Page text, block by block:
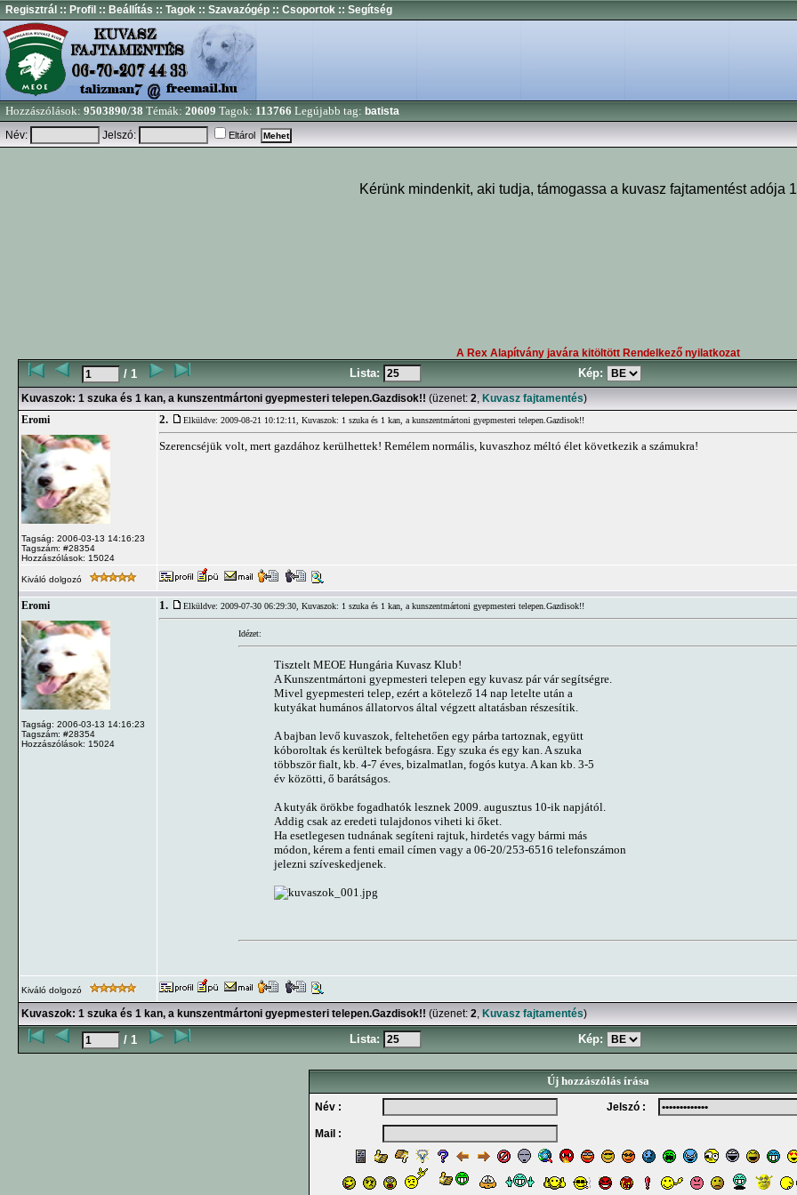
Regisztrál :: Profil :: Beállítás :: Tagok :: Szavazógép :: Csoportok :: Segítség
Hozzászólások: 9503890/38 Témák: 20609 Tagok: 113766 Legújabb tag: batista
Név: Jelszó: Eltárol
Kérünk mindenkit, aki tudja, támogassa a kuvasz fajtamentést adója
A Rex Alapítvány javára kitöltött Rendelkező nyilatkozat
/ 1 Lista: Kép:
Kuvaszok: 1 szuka és 1 kan, a kunszentmártoni gyepmesteri telepen.Gazdisok!! (üzenet: 2, Kuvasz fajtamentés)
Eromi
Tagság: 2006-03-13 14:16:23
Tagszám: #28354
Hozzászólások: 15024
2. Elküldve: 2009-08-21 10:12:11, Kuvaszok: 1 szuka és 1 kan, a kunszentmártoni gyepmesteri telepen.Gazdisok!!
Szerencséjük volt, mert gazdához kerülhettek! Remélem normális, kuvaszhoz méltó élet következik a számukra!
Kiváló dolgozó
Eromi
Tagság: 2006-03-13 14:16:23
Tagszám: #28354
Hozzászólások: 15024
1. Elküldve: 2009-07-30 06:29:30, Kuvaszok: 1 szuka és 1 kan, a kunszentmártoni gyepmesteri telepen.Gazdisok!!
Idézet:
Tisztelt MEOE Hungária Kuvasz Klub!
A Kunszentmártoni gyepmesteri telepen egy kuvasz pár vár segítségre.
Mivel gyepmesteri telep, ezért a kötelező 14 nap letelte után a
kutyákat humános állatorvos által végzett altatásban részesítik.
A bajban levő kuvaszok, feltehetően egy párba tartoznak, együtt
kóboroltak és kerültek befogásra. Egy szuka és egy kan. A szuka
többször fialt, kb. 4-7 éves, bizalmatlan, fogós kutya. A kan kb. 3-5
év közötti, ő barátságos.
A kutyák örökbe fogadhatók lesznek 2009. augusztus 10-ik napjától.
Addig csak az eredeti tulajdonos viheti ki őket.
Ha esetlegesen tudnának segíteni rajtuk, hirdetés vagy bármi más
módon, kérem a fenti email címen vagy a 06-20/253-6516 telefonszámon
jelezni szíveskedjenek.
Kiváló dolgozó
Kuvaszok: 1 szuka és 1 kan, a kunszentmártoni gyepmesteri telepen.Gazdisok!! (üzenet: 2, Kuvasz fajtamentés)
/ 1 Lista: Kép:
Új hozzászólás írása
Név : Jelszó :
Mail :